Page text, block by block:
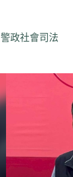
警政社會司法